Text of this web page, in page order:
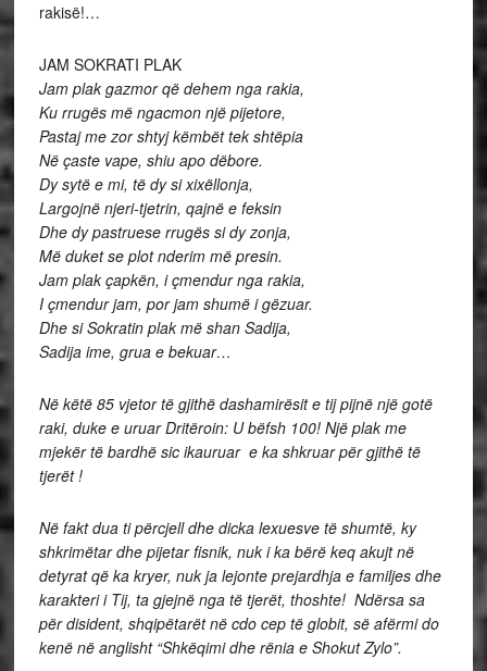
rakisë!…
JAM SOKRATI PLAK
Jam plak gazmor që dehem nga rakia,
Ku rrugës më ngacmon një pijetore,
Pastaj me zor shtyj këmbët tek shtëpia
Në çaste vape, shiu apo dëbore.
Dy sytë e mi, të dy si xixëllonja,
Largojnë njeri-tjetrin, qajnë e feksin
Dhe dy pastruese rrugës si dy zonja,
Më duket se plot nderim më presin.
Jam plak çapkën, i çmendur nga rakia,
I çmendur jam, por jam shumë i gëzuar.
Dhe si Sokratin plak më shan Sadija,
Sadija ime, grua e bekuar…
Në këtë 85 vjetor të gjithë dashamirësit e tij pijnë një gotë
raki, duke e uruar Dritëroin: U bëfsh 100! Një plak me
mjekër të bardhë sic ikauruar e ka shkruar për gjithë të
tjerët !
Në fakt dua ti përcjell dhe dicka lexuesve të shumtë, ky
shkrimëtar dhe pijetar fisnik, nuk i ka bërë keq akujt në
detyrat që ka kryer, nuk ja lejonte prejardhja e familjes dhe
karakteri i Tij, ta gjejnë nga të tjerët, thoshte! Ndërsa sa
për disident, shqipëtarët në cdo cep të globit, së afërmi do
kenë në anglisht “Shkëqimi dhe rënia e Shokut Zylo”.